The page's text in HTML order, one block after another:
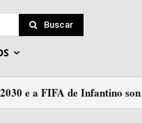
Buscar
e a FIFA de Infantino